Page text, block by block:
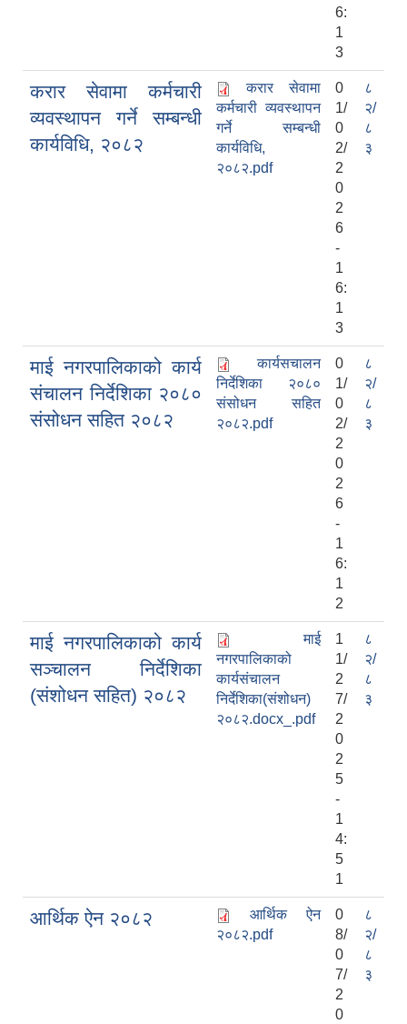
6:
1
3
करार सेवामा कर्मचारी
व्यवस्थापन गर्ने सम्बन्धी
कार्यविधि, २०८२
करार सेवामा
कर्मचारी व्यवस्थापन
गर्ने सम्बन्धी
कार्यविधि,
२०८२.pdf
0
1/
0
2/
2
0
2
6
-
1
6:
1
3
८
२/
८
३
माई नगरपालिकाको कार्य
संचालन निर्देशिका २०८०
संसोधन सहित २०८२
कार्यसचालन
निर्देशिका २०८०
संसोधन सहित
२०८२.pdf
0
1/
0
2/
2
0
2
6
-
1
6:
1
2
८
२/
८
३
माई नगरपालिकाको कार्य
सञ्चालन निर्देशिका
(संशोधन सहित) २०८२
माई
नगरपालिकाको
कार्यसंचालन
निर्देशिका(संशोधन)
२०८२.docx_.pdf
1
1/
2
7/
2
0
2
5
-
1
4:
5
1
८
२/
८
३
आर्थिक ऐन २०८२
आर्थिक ऐन
२०८२.pdf
0
8/
0
7/
2
0
८
२/
८
३